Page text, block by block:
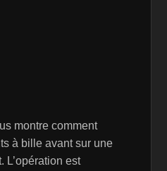
montre comment
à bille avant sur une
L’opération est